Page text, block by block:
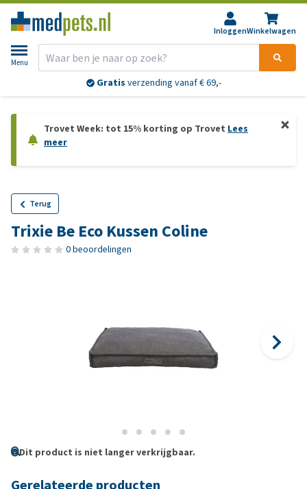
InloggenWinkelwagen
Menu
Gratis verzending vanaf € 69,-
Trovet Week: tot 15% korting op Trovet Lees
meer
Terug
Trixie Be Eco Kussen Coline
0 beoordelingen
Dit product is niet langer verkrijgbaar.
Gerelateerde producten